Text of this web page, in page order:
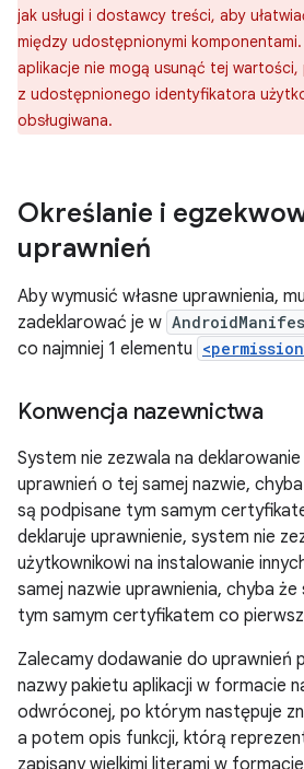
jak usługi i dostawcy treści, aby
między udostępnionymi
aplikacje nie mogą usunąć tej wartości,
z udostępnionego identyfikatora
obsługiwana.
Określanie i
uprawnień
Aby wymusić własne uprawnienia,
zadeklarować je w
co najmniej 1 elementu
Konwencja nazewnictwa
System nie zezwala na
uprawnień o tej samej nazwie,
są podpisane tym samym
deklaruje uprawnienie, system nie
użytkownikowi na instalowanie
samej nazwie uprawnienia, chyba
tym samym certyfikatem co
Zalecamy dodawanie do uprawnień
nazwy pakietu aplikacji w formacie
odwróconej, po którym następuje
a potem opis funkcji, którą
zapisany wielkimi literami w formacie